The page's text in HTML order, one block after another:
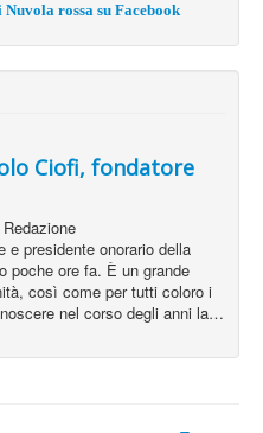
rossa su Facebook
Ciofi, fondatore
Redazione
e presidente onorario della
poche ore fa. È un grande
così come per tutti coloro i
nel corso degli anni la…